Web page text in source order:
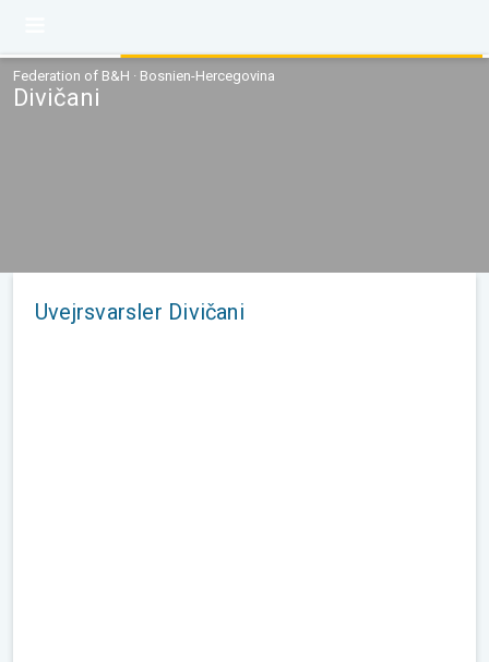
Federation of B&H · Bosnien-Hercegovina
Divičani
Uvejrsvarsler Divičani